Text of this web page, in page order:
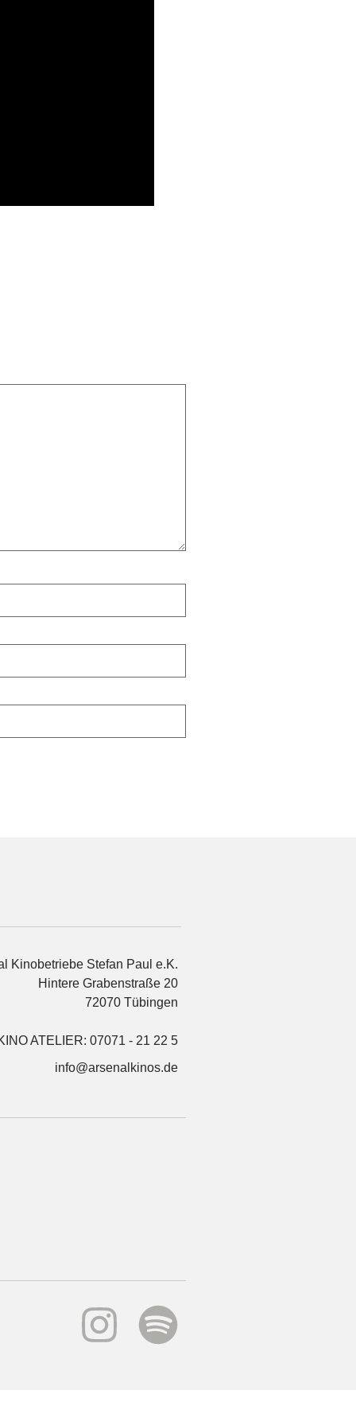
Kinobetriebe Stefan Paul e.K.
Hintere Grabenstraße 20
72070 Tübingen
ATELIER: 07071 - 21 22 5
info@arsenalkinos.de